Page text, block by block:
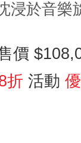
浸於音樂
價
折 活動